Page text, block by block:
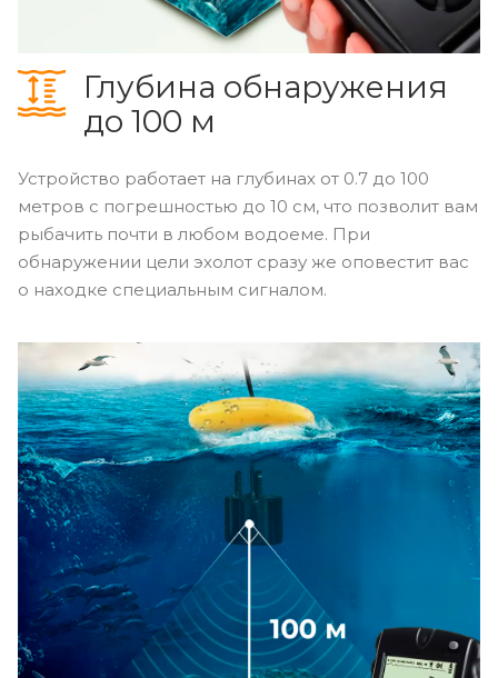
Глубина обнаружения
до 100 м
Устройство работает на глубинах от 0.7 до 100
метров с погрешностью до 10 см, что позволит вам
рыбачить почти в любом водоеме. При
обнаружении цели эхолот сразу же оповестит вас
о находке специальным сигналом.